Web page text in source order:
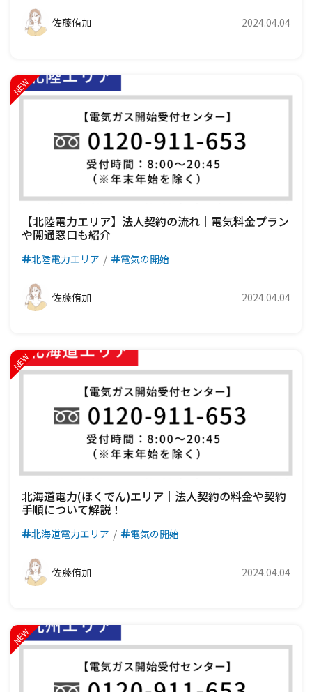
佐藤侑加 2024.04.04
【北陸電力エリア】法人契約の流れ｜電気料金プラン
や開通窓口も紹介
北陸電力エリア 電気の開始
佐藤侑加 2024.04.04
北海道電力(ほくでん)エリア｜法人契約の料金や契約
手順について解説！
北海道電力エリア 電気の開始
佐藤侑加 2024.04.04